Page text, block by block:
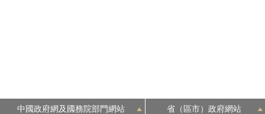
中國政府網及國務院部門網站 省（區市）政府網站